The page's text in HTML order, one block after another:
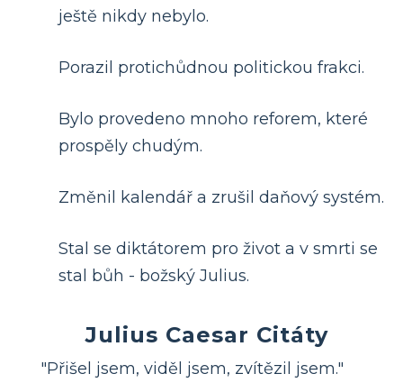
ještě nikdy nebylo.
Porazil protichůdnou politickou frakci.
Bylo provedeno mnoho reforem, které
prospěly chudým.
Změnil kalendář a zrušil daňový systém.
Stal se diktátorem pro život a v smrti se
stal bůh - božský Julius.
Julius Caesar Citáty
"Přišel jsem, viděl jsem, zvítězil jsem."